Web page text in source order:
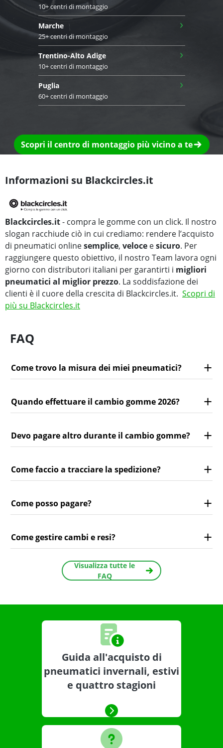
10+ centri di montaggio
Marche
25+ centri di montaggio
›
Trentino-Alto Adige
10+ centri di montaggio
›
Puglia
60+ centri di montaggio
›
Scopri il centro di montaggio più vicino a te
Informazioni su Blackcircles.it
Blackcircles.it- compra le gomme con un click. Il nostro
slogan racchiude ciò in cui crediamo: rendere l’acquisto
di pneumatici onlinesemplice, veloce esicuro. Per
raggiungere questo obiettivo, il nostro Team lavora ogni
giorno con distributori italiani per garantirti i migliori
pneumatici al miglior prezzo. La soddisfazione dei
clienti è il cuore della crescita di Blackcircles.it. Scopri di
più su Blackcircles.it
FAQ
Come trovo la misura dei miei pneumatici?
Quando effettuare il cambio gomme 2026?
Devo pagare altro durante il cambio gomme?
Come faccio a tracciare la spedizione?
Come posso pagare?
Come gestire cambi e resi?
Visualizza tutte le
FAQ
Guida all'acquisto di
pneumatici invernali, estivi
e quattro stagioni